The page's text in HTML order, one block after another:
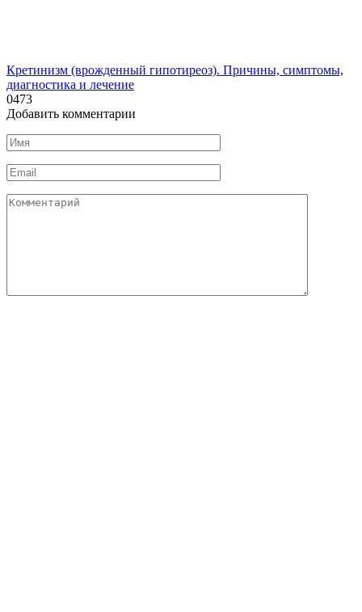
Кретинизм (врожденный гипотиреоз). Причины, симптомы,
диагностика и лечение
0473
Добавить комментарии
Имя
*
Email
*
Комментарий